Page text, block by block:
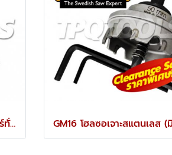
I-ACT-HC-5022 โฮลคัตเตอร์ทั่งเสตนคาร์ไบท์ เจาะลึก 50 มม. รุ่น ONE TOUCH